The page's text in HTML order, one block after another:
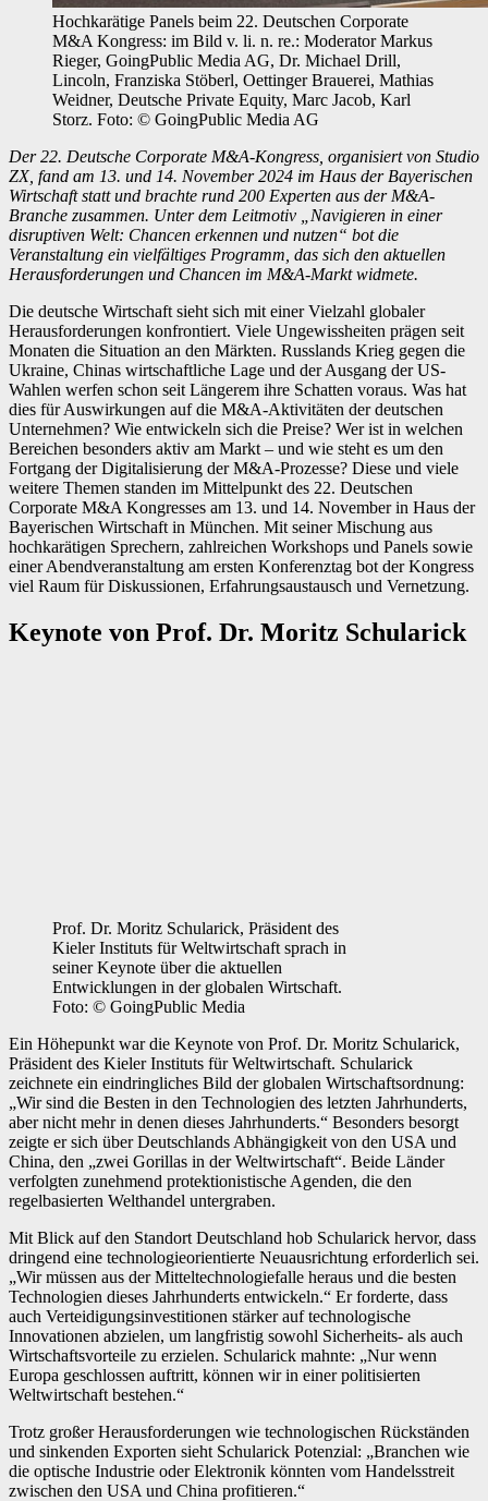
Hochkarätige Panels beim 22. Deutschen Corporate
M&A Kongress: im Bild v. li. n. re.: Moderator Markus
Rieger, GoingPublic Media AG, Dr. Michael Drill,
Lincoln, Franziska Stöberl, Oettinger Brauerei, Mathias
Weidner, Deutsche Private Equity, Marc Jacob, Karl
Storz. Foto: © GoingPublic Media AG
Der 22. Deutsche Corporate M&A-Kongress, organisiert von Studio
ZX, fand am 13. und 14. November 2024 im Haus der Bayerischen
Wirtschaft statt und brachte rund 200 Experten aus der M&A-
Branche zusammen. Unter dem Leitmotiv „Navigieren in einer
disruptiven Welt: Chancen erkennen und nutzen“ bot die
Veranstaltung ein vielfältiges Programm, das sich den aktuellen
Herausforderungen und Chancen im M&A-Markt widmete.
Die deutsche Wirtschaft sieht sich mit einer Vielzahl globaler
Herausforderungen konfrontiert. Viele Ungewissheiten prägen seit
Monaten die Situation an den Märkten. Russlands Krieg gegen die
Ukraine, Chinas wirtschaftliche Lage und der Ausgang der US-
Wahlen werfen schon seit Längerem ihre Schatten voraus. Was hat
dies für Auswirkungen auf die M&A-Aktivitäten der deutschen
Unternehmen? Wie entwickeln sich die Preise? Wer ist in welchen
Bereichen besonders aktiv am Markt – und wie steht es um den
Fortgang der Digitalisierung der M&A-Prozesse? Diese und viele
weitere Themen standen im Mittelpunkt des 22. Deutschen
Corporate M&A Kongresses am 13. und 14. November in Haus der
Bayerischen Wirtschaft in München. Mit seiner Mischung aus
hochkarätigen Sprechern, zahlreichen Workshops und Panels sowie
einer Abend­veranstaltung am ersten Konferenz­tag bot der Kongress
viel Raum für Diskussionen, Erfahrungs­austausch und Vernetzung.
Keynote von Prof. Dr. Moritz Schularick
Prof. Dr. Moritz Schularick, Präsident des
Kieler Instituts für Weltwirtschaft sprach in
seiner Keynote über die aktuellen
Entwicklungen in der globalen Wirtschaft.
Foto: © GoingPublic Media
Ein Höhepunkt war die Keynote von Prof. Dr. Moritz Schularick,
Präsident des Kieler Instituts für Weltwirtschaft. Schularick
zeichnete ein eindringliches Bild der globalen Wirtschaftsordnung:
„Wir sind die Besten in den Technologien des letzten Jahrhunderts,
aber nicht mehr in denen dieses Jahrhunderts.“ Besonders besorgt
zeigte er sich über Deutschlands Abhängigkeit von den USA und
China, den „zwei Gorillas in der Weltwirtschaft“. Beide Länder
verfolgten zunehmend protektionistische Agenden, die den
regelbasierten Welthandel untergraben.
Mit Blick auf den Standort Deutschland hob Schularick hervor, dass
dringend eine technologieorientierte Neuausrichtung erforderlich sei.
„Wir müssen aus der Mitteltechnologiefalle heraus und die besten
Technologien dieses Jahrhunderts entwickeln.“ Er forderte, dass
auch Verteidigungsinvestitionen stärker auf technologische
Innovationen abzielen, um langfristig sowohl Sicherheits- als auch
Wirtschaftsvorteile zu erzielen. Schularick mahnte: „Nur wenn
Europa geschlossen auftritt, können wir in einer politisierten
Weltwirtschaft bestehen.“
Trotz großer Herausforderungen wie technologischen Rückständen
und sinkenden Exporten sieht Schularick Potenzial: „Branchen wie
die optische Industrie oder Elektronik könnten vom Handelsstreit
zwischen den USA und China profitieren.“